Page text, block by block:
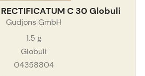
RECTIFICATUM C 30 Globuli
Gudjons GmbH
1.5 g
Globuli
04358804